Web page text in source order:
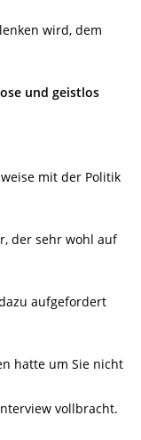
wird, dem
und geistlos
mit der Politik
der sehr wohl auf
aufgefordert
hatte um Sie nicht
vollbracht.